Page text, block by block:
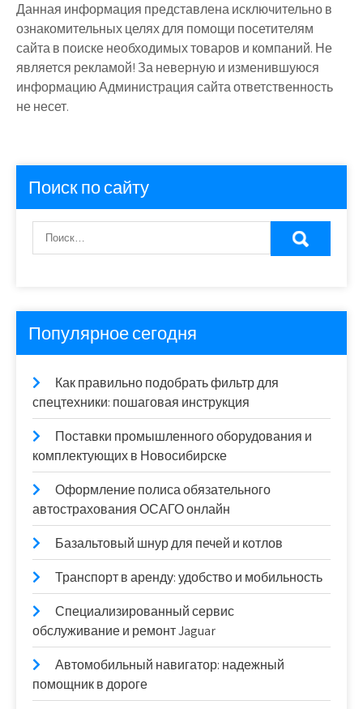
Данная информация представлена исключительно в
ознакомительных целях для помощи посетителям
сайта в поиске необходимых товаров и компаний. Не
является рекламой! За неверную и изменившуюся
информацию Администрация сайта ответственность
не несет.
Поиск по сайту
Популярное сегодня
Как правильно подобрать фильтр для
спецтехники: пошаговая инструкция
Поставки промышленного оборудования и
комплектующих в Новосибирске
Оформление полиса обязательного
автострахования ОСАГО онлайн
Базальтовый шнур для печей и котлов
Транспорт в аренду: удобство и мобильность
Специализированный сервис
обслуживание и ремонт Jaguar
Автомобильный навигатор: надежный
помощник в дороге